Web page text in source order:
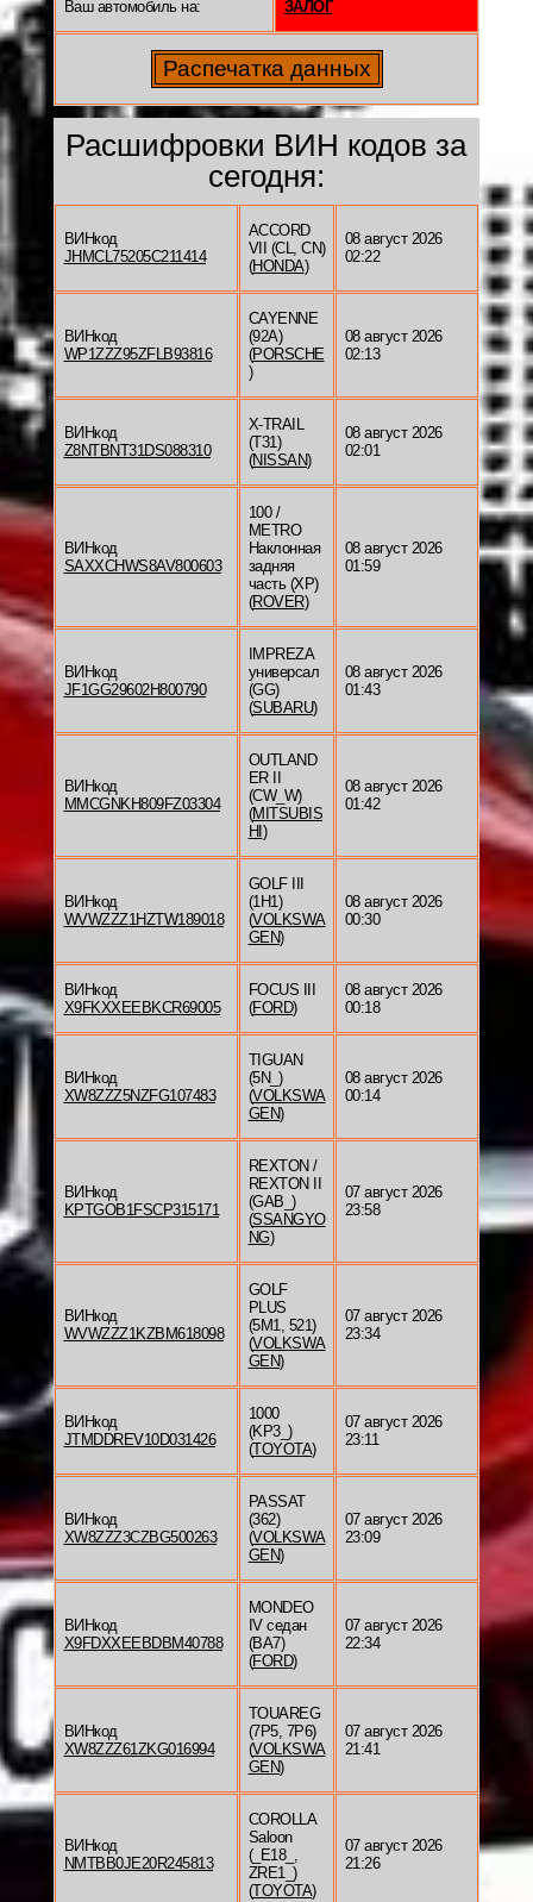
Ваш автомобиль на: ЗАЛОГ
Расшифровки ВИН кодов за
сегодня:
ВИНкод
JHMCL75205C211414
ACCORD
VII (CL, CN)
(HONDA)
08 август 2026
02:22
ВИНкод
WP1ZZZ95ZFLB93816
CAYENNE
(92A)
(PORSCHE
)
08 август 2026
02:13
ВИНкод
Z8NTBNT31DS088310
X-TRAIL
(T31)
(NISSAN)
08 август 2026
02:01
ВИНкод
SAXXCHWS8AV800603
100 /
METRO
Наклонная
задняя
часть (XP)
(ROVER)
08 август 2026
01:59
ВИНкод
JF1GG29602H800790
IMPREZA
универсал
(GG)
(SUBARU)
08 август 2026
01:43
ВИНкод
MMCGNKH809FZ03304
OUTLAND
ER II
(CW_W)
(MITSUBIS
HI )
08 август 2026
01:42
ВИНкод
WVWZZZ1HZTW189018
GOLF III
(1H1)
(VOLKSWA
GEN)
08 август 2026
00:30
ВИНкод
X9FKXXEEBKCR69005
FOCUS III
(FORD)
08 август 2026
00:18
ВИНкод
XW8ZZZ5NZFG107483
TIGUAN
(5N_)
(VOLKSWA
GEN)
08 август 2026
00:14
ВИНкод
KPTGOB1FSCP315171
REXTON /
REXTON II
(GAB_)
(SSANGYO
NG)
07 август 2026
23:58
ВИНкод
WVWZZZ1KZBM618098
GOLF
PLUS
(5M1, 521)
(VOLKSWA
GEN)
07 август 2026
23:34
ВИНкод
JTMDDREV10D031426
1000
(KP3_)
(TOYOTA)
07 август 2026
23:11
ВИНкод
XW8ZZZ3CZBG500263
PASSAT
(362)
(VOLKSWA
GEN)
07 август 2026
23:09
ВИНкод
X9FDXXEEBDBM40788
MONDEO
IV седан
(BA7)
(FORD)
07 август 2026
22:34
ВИНкод
XW8ZZZ61ZKG016994
TOUAREG
(7P5, 7P6)
(VOLKSWA
GEN)
07 август 2026
21:41
ВИНкод
NMTBB0JE20R245813
COROLLA
Saloon
(_E18_,
ZRE1_)
(TOYOTA)
07 август 2026
21:26